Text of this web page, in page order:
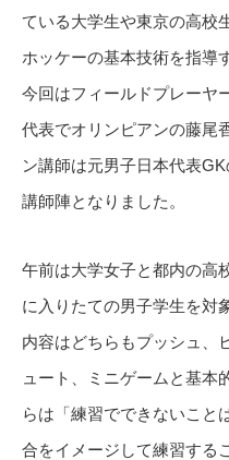
ている大学生や東京の高校
ホッケーの基本技術を指導
今回はフィールドプレーヤ
代表でオリンピアンの藤尾
ン講師は元男子日本代表
講師陣となりました。
午前は大学女子と都内の高
に入りたての男子学生を対
内容はどちらもプッシュ、
ュート、ミニゲームと基本
らは「練習でできないこと
合をイメージして練習する